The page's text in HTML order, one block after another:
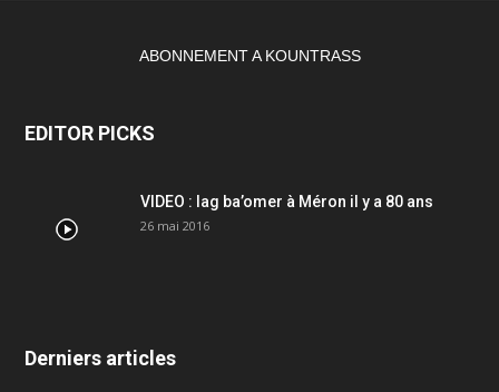
ABONNEMENT A KOUNTRASS
EDITOR PICKS
VIDEO : lag ba’omer à Méron il y a 80 ans
26 mai 2016
Derniers articles